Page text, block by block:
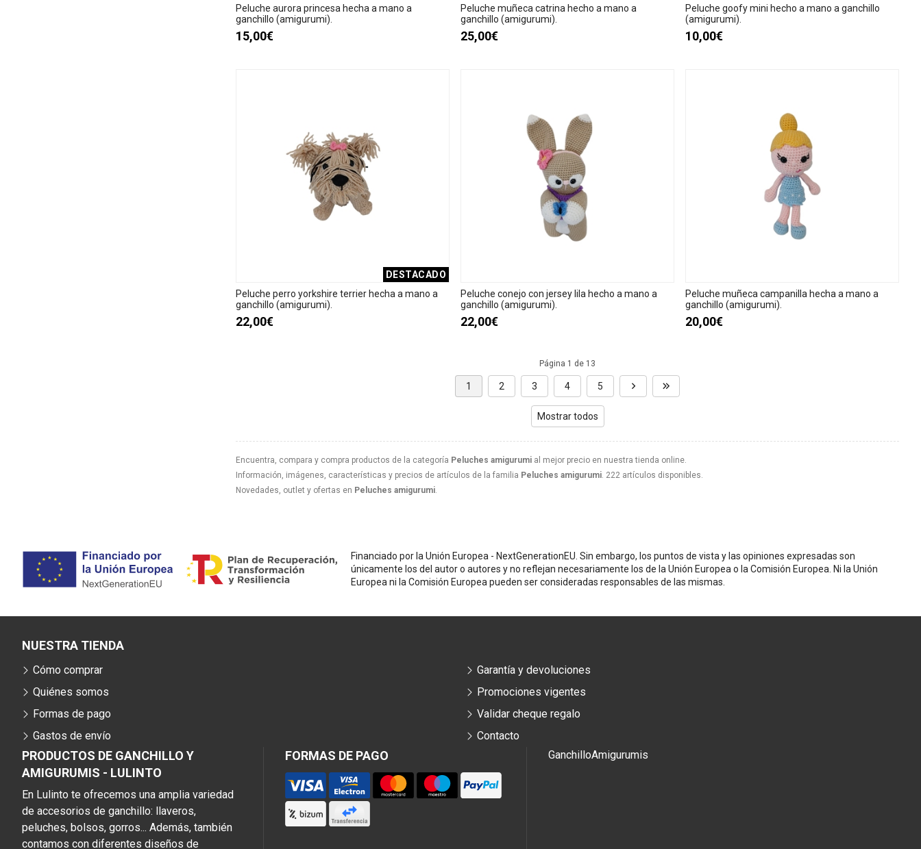
Encuentra, compara y compra productos de la categoría Peluches amigurumi al mejor precio en nuestra tienda online.
Información, imágenes, características y precios de artículos de la familia Peluches amigurumi. 222 artículos disponibles.
Novedades, outlet y ofertas en Peluches amigurumi.
Peluche aurora princesa hecha a mano a
ganchillo (amigurumi).
15,00€
Peluche muñeca catrina hecho a mano a
ganchillo (amigurumi).
25,00€
Peluche goofy mini hecho a mano a ganchillo
(amigurumi).
10,00€
DESTACADO
Peluche perro yorkshire terrier hecha a mano a
ganchillo (amigurumi).
22,00€
Peluche conejo con jersey lila hecho a mano a
ganchillo (amigurumi).
22,00€
Peluche muñeca campanilla hecha a mano a
ganchillo (amigurumi).
20,00€
Página 1 de 13
1 2 3 4 5
Mostrar todos
Financiado por la Unión Europea - NextGenerationEU. Sin embargo, los puntos de vista y las opiniones expresadas son
únicamente los del autor o autores y no reflejan necesariamente los de la Unión Europea o la Comisión Europea. Ni la Unión
Europea ni la Comisión Europea pueden ser consideradas responsables de las mismas.
PRODUCTOS DE GANCHILLO Y
AMIGURUMIS - LULINTO
En Lulinto te ofrecemos una amplia variedad
de accesorios de ganchillo: llaveros,
peluches, bolsos, gorros... Además, también
contamos con diferentes diseños de
FORMAS DE PAGO
NUESTRA TIENDA
Cómo comprar
Quiénes somos
Formas de pago
Gastos de envío
Garantía y devoluciones
Promociones vigentes
Validar cheque regalo
Contacto
GanchilloAmigurumis